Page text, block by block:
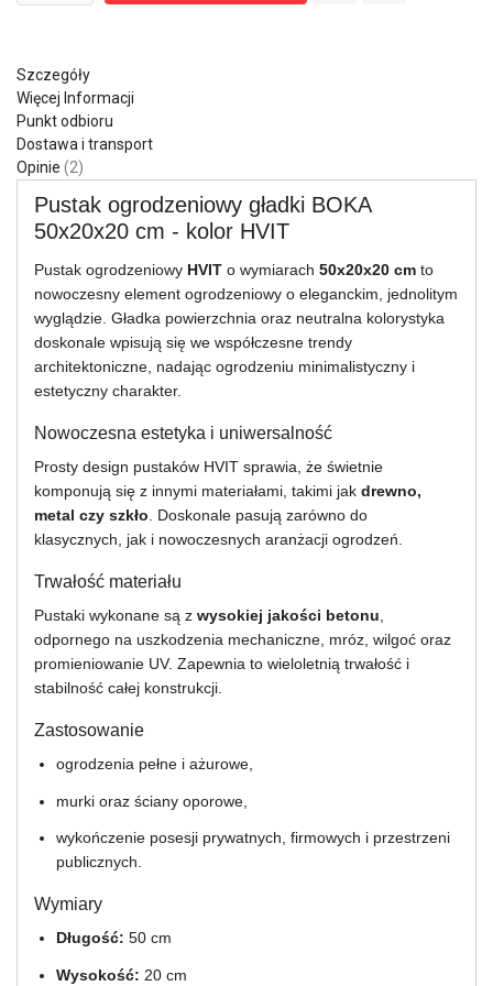
Szczegóły
Więcej Informacji
Punkt odbioru
Dostawa i transport
Opinie
2
Pustak ogrodzeniowy gładki BOKA
50x20x20 cm - kolor HVIT
Pustak ogrodzeniowy HVIT o wymiarach 50x20x20 cm to
nowoczesny element ogrodzeniowy o eleganckim, jednolitym
wyglądzie. Gładka powierzchnia oraz neutralna kolorystyka
doskonale wpisują się we współczesne trendy
architektoniczne, nadając ogrodzeniu minimalistyczny i
estetyczny charakter.
Nowoczesna estetyka i uniwersalność
Prosty design pustaków HVIT sprawia, że świetnie
komponują się z innymi materiałami, takimi jak drewno,
metal czy szkło . Doskonale pasują zarówno do
klasycznych, jak i nowoczesnych aranżacji ogrodzeń.
Trwałość materiału
Pustaki wykonane są z wysokiej jakości betonu
odpornego na uszkodzenia mechaniczne, mróz, wilgoć oraz
promieniowanie UV. Zapewnia to wieloletnią trwałość i
stabilność całej konstrukcji.
Zastosowanie
ogrodzenia pełne i ażurowe,
murki oraz ściany oporowe,
wykończenie posesji prywatnych, firmowych i przestrzeni
publicznych.
Wymiary
Długość: 50 cm
Wysokość: 20 cm